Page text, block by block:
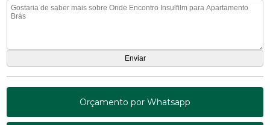
Orçamento por Whatsapp